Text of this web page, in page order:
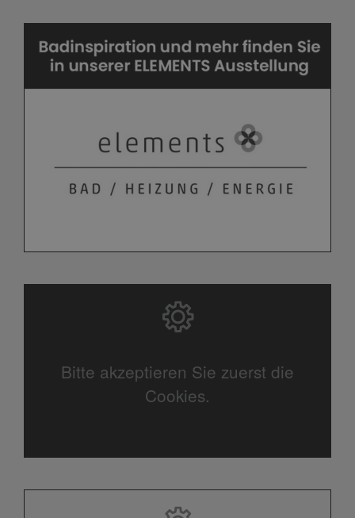
Bitte akzeptieren Sie zuerst die
Cookies.